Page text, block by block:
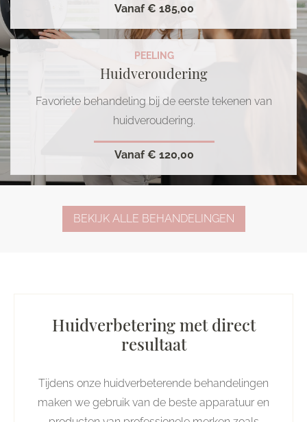
Vanaf€ 185,00
PEELING
Huidveroudering
Favoriete behandeling bij de eerste tekenen van
huidveroudering.
Vanaf€ 120,00
BEKIJK ALLE BEHANDELINGEN
Huidverbetering met direct
resultaat
Tijdens onze huidverbeterende behandelingen
maken we gebruik van de beste apparatuur en